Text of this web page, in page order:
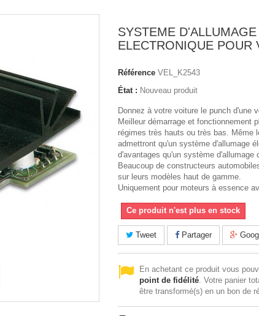
SYSTEME D'ALLUMAGE
ELECTRONIQUE POUR
Référence VEL_K2543
État : Nouveau produit
Donnez à votre voiture le punch d'une
Meilleur démarrage et fonctionnement
régimes très hauts ou très bas. Même
admettront qu'un système d'allumage
d'avantages qu'un système d'allumage
Beaucoup de constructeurs
sur leurs modèles haut de gamme.
Uniquement pour moteurs à essence
Ce produit n'est plus en stock
Tweet Partager
En achetant ce produit vous
point de fidélité. Votre panier
être transformé(s) en un bon de